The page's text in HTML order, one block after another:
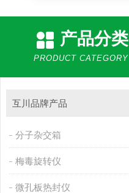
产品分类
PRODUCT CATEGORY
互川品牌产品
分子杂交箱
梅毒旋转仪
微孔板热封仪